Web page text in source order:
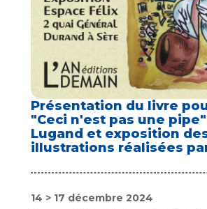
Présentation du livre
"Ceci n'est pas une
Lugand et exposition
illustrations réalisées
14 > 17 décembre 2024